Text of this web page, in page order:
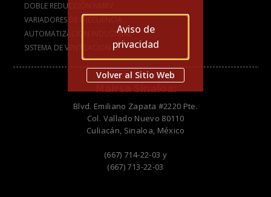
Aviso de
privacidad
Volver al Sitio Web
DOBLE REDUCCIÓN NMRV
VARIADORES DE FRECUENCIA
AUTOMATIZACION INDUSTRIAL
SISTEMA DE VENTILACION
Mairsa Sinaloa:
Blvd. Emiliano Zapata #2220 Pte.
Col. Vallado Nuevo 80110
Culiacán, Sinaloa, México
(667) 714-22-03 y
(667) 713-22-03